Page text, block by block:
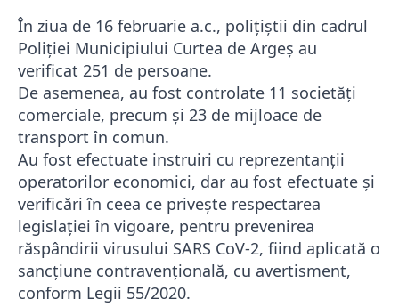
În ziua de 16 februarie a.c., polițiștii din cadrul
Poliției Municipiului Curtea de Argeș au
verificat 251 de persoane.
De asemenea, au fost controlate 11 societăți
comerciale, precum și 23 de mijloace de
transport în comun.
Au fost efectuate instruiri cu reprezentanții
operatorilor economici, dar au fost efectuate și
verificări în ceea ce privește respectarea
legislației în vigoare, pentru prevenirea
răspândirii virusului SARS CoV-2, fiind aplicată o
sancțiune contravențională, cu avertisment,
conform Legii 55/2020.